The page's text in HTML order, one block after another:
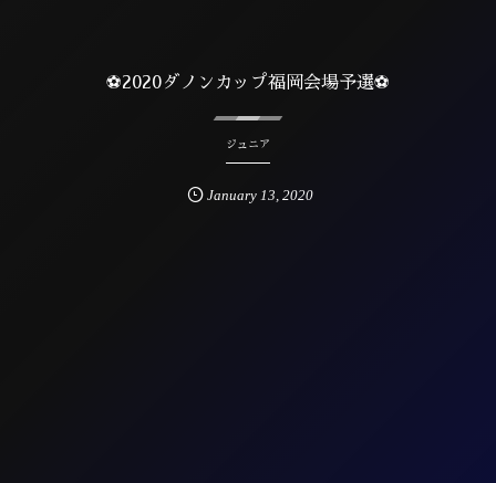
⚽2020ダノンカップ福岡会場予選⚽
ジュニア
January 13, 2020